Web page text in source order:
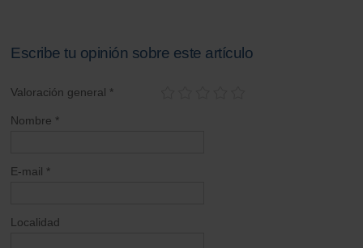
Escribe tu opinión sobre este artículo
Valoración general *
Nombre *
E-mail *
Localidad